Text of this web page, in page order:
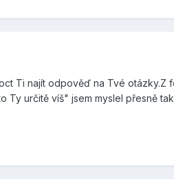
Ti najít odpověď na Tvé
určitě víš" jsem myslel přesně